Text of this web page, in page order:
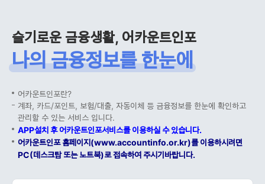
슬기로운 금융생활, 어카운트인포
나의 금융정보를 한눈에
어카운트인포란?
계좌, 카드/포인트, 보험/대출, 자동이체 등 금융정보를 한눈에 확인하고
관리할 수 있는 서비스 입니다.
APP설치 후 어카운트인포서비스를 이용하실 수 있습니다.
어카운트인포 홈페이지(www.accountinfo.or.kr)를 이용하시려면
PC(데스크탑 또는 노트북)로 접속하여 주시기바랍니다.